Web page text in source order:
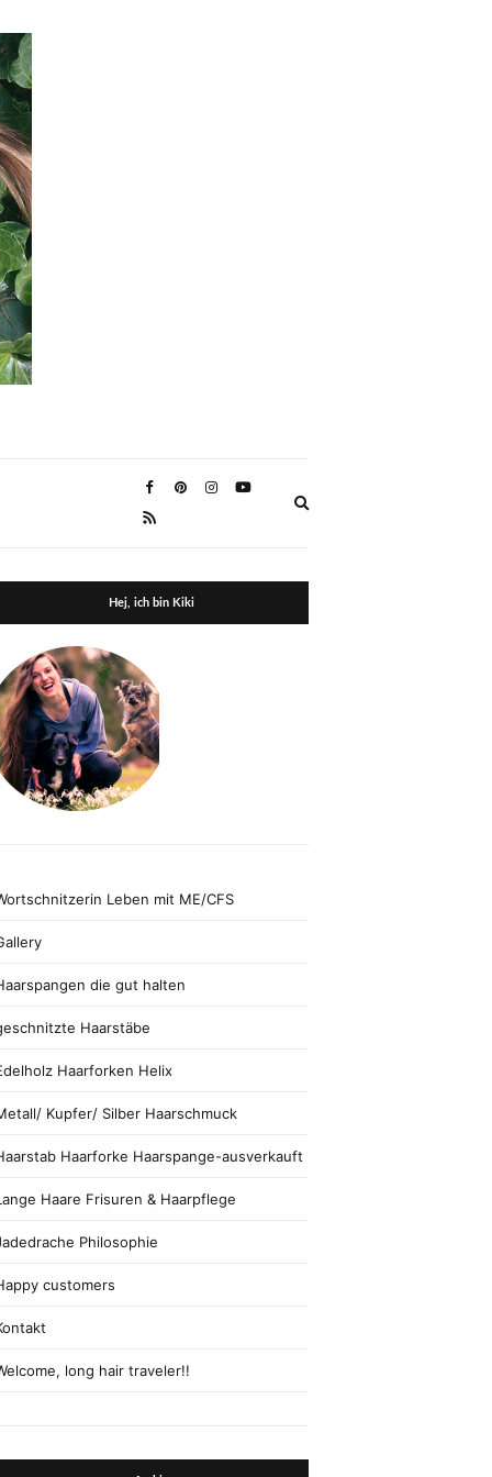
Hej, ich bin Kiki
Leben mit ME/CFS
die gut halten
Haarstäbe
Haarforken Helix
Kupfer/ Silber Haarschmuck
Haarforke Haarspange-ausverkauft
Haare Frisuren & Haarpflege
Philosophie
customers
long hair traveler!!